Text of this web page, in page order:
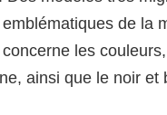
de la
les
ainsi que le noir et